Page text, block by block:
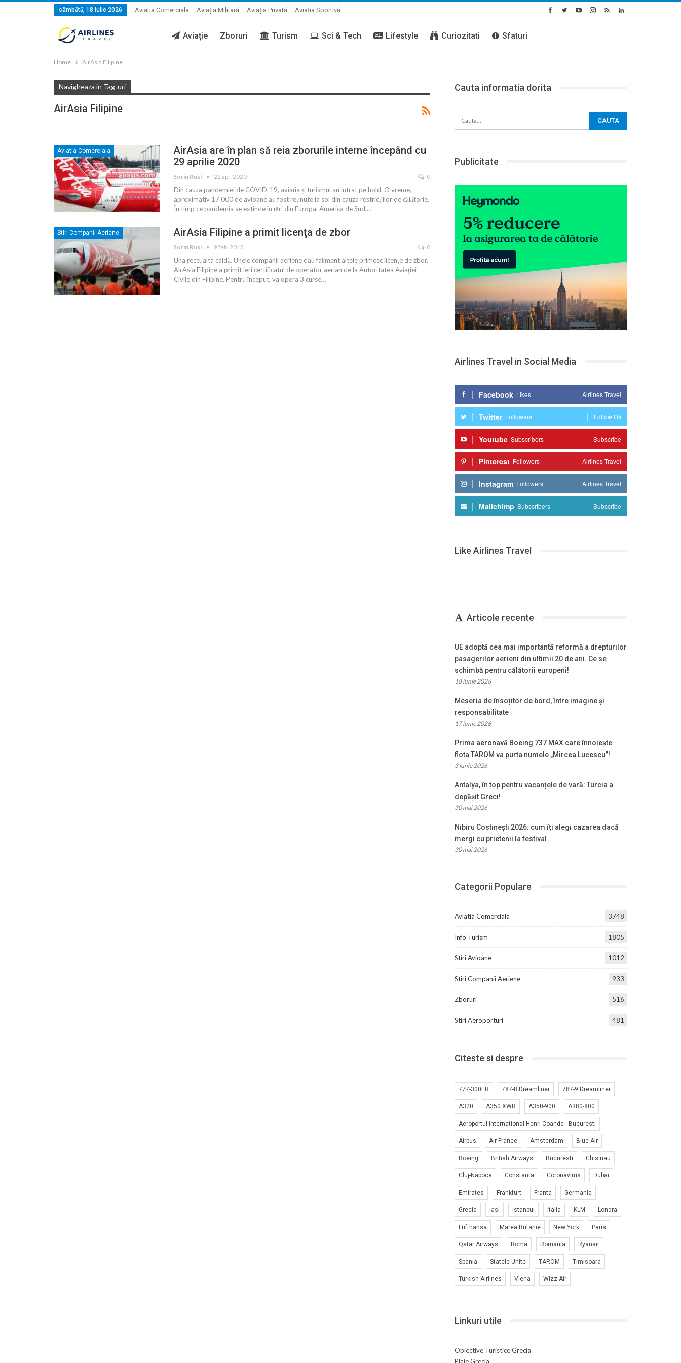
sâmbătă, 18 iulie 2026 Aviatia Comerciala Aviația Militară Aviația Privată Aviația Sportivă
Aviație Zboruri Turism Sci & Tech Lifestyle Curiozitati Sfaturi
Home AirAsia Filipine
Navigheaza in Tag-uri
AirAsia Filipine
Aviatia Comerciala
AirAsia are în plan să reia zborurile interne începând cu
29 aprilie 2020
Sorin Rusi 22 apr. 2020 0
Din cauza pandemiei de COVID-19, aviația și turismul au intrat pe hold. O vreme,
aproximativ 17 000 de avioane au fost reținute la sol din cauza restricțiilor de călătorie.
În timp ce pandemia se extinde în țări din Europa, America de Sud,…
Stiri Companii Aeriene AirAsia Filipine a primit licenţa de zbor
Sorin Rusi 9 feb. 2012 0
Una rece, alta caldă. Unele companii aeriene dau faliment altele primesc licenţe de zbor.
AirAsia Filipine a primit ieri certificatul de operator aerian de la Autoritatea Aviaţiei
Civile din Filipine. Pentru început, va opera 3 curse…
Cauta informatia dorita
Publicitate
Airlines Travel in Social Media
Facebook Likes Airlines Travel
Twitter Followers Follow Us
Youtube Subscribers Subscribe
Pinterest Followers Airlines Travel
Instagram Followers Airlines Travel
Mailchimp Subscribers Subscribe
Like Airlines Travel
Articole recente
UE adoptă cea mai importantă reformă a drepturilor
pasagerilor aerieni din ultimii 20 de ani. Ce se
schimbă pentru călătorii europeni!
18 iunie 2026
Meseria de însoțitor de bord, între imagine și
responsabilitate
17 iunie 2026
Prima aeronavă Boeing 737 MAX care înnoiește
flota TAROM va purta numele „Mircea Lucescu”!
3 iunie 2026
Antalya, în top pentru vacanțele de vară: Turcia a
depășit Greci!
30 mai 2026
Nibiru Costinești 2026: cum îți alegi cazarea dacă
mergi cu prietenii la festival
30 mai 2026
Categorii Populare
Aviatia Comerciala 3748
Info Turism 1805
Stiri Avioane 1012
Stiri Companii Aeriene 933
Zboruri 516
Stiri Aeroporturi 481
Citeste si despre
777-300ER 787-8 Dreamliner 787-9 Dreamliner
A320 A350 XWB A350-900 A380-800
Aeroportul International Henri Coanda - Bucuresti
Airbus Air France Amsterdam Blue Air
Boeing British Airways Bucuresti Chisinau
Cluj-Napoca Constanta Coronavirus Dubai
Emirates Frankfurt Franta Germania
Grecia Iasi Istanbul Italia KLM Londra
Lufthansa Marea Britanie New York Paris
Qatar Airways Roma Romania Ryanair
Spania Statele Unite TAROM Timisoara
Turkish Airlines Viena Wizz Air
Linkuri utile
Obiective Turistice Grecia
Plaje Grecia